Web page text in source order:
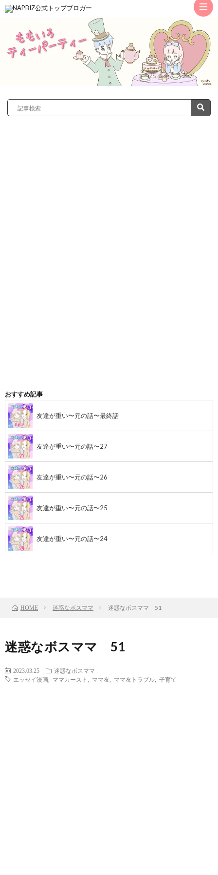
ト
ッ
プ
サ
レ
おすすめ記事
友達が重い〜元の話〜最終話
友達が重い〜元の話〜27
友達が重い〜元の話〜26
友達が重い〜元の話〜25
友達が重い〜元の話〜24
HOME 迷惑なボスママ 迷惑なボスママ 51
迷惑なボスママ 51
2023.03.25
迷惑なボスママ
エッセイ漫画
ママカースト ママ友 ママ友トラブル 子育て